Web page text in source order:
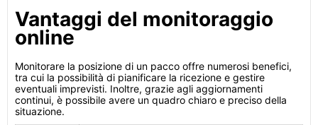
Vantaggi del monitoraggio
online
Monitorare la posizione di un pacco offre numerosi benefici,
tra cui la possibilità di pianificare la ricezione e gestire
eventuali imprevisti. Inoltre, grazie agli aggiornamenti
continui, è possibile avere un quadro chiaro e preciso della
situazione.